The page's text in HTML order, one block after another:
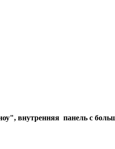
внутренняя панель с